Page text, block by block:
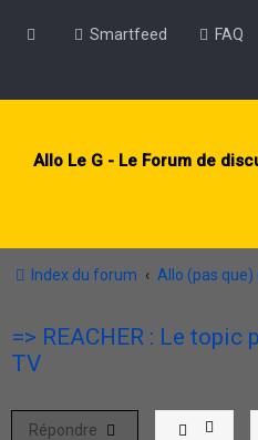
Smartfeed FAQ
Allo Le G - Le Forum de
Index du forum Allo (pas que)
=> REACHER : Le
TV
Répondre